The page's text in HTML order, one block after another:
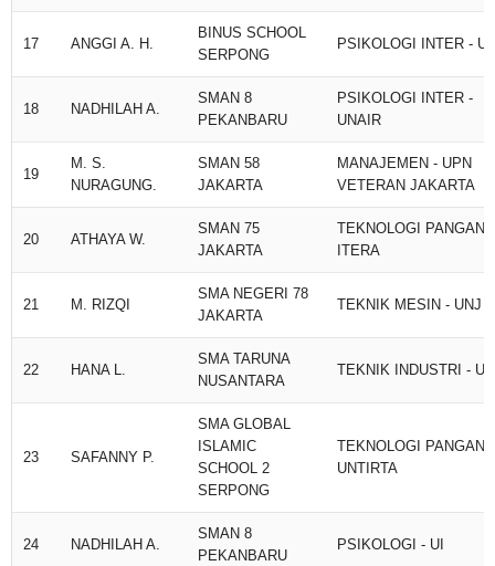
17 ANGGI A. H.
BINUS SCHOOL
SERPONG
PSIKOLOGI INTER - UI
18 NADHILAH A.
SMAN 8
PEKANBARU
PSIKOLOGI INTER -
UNAIR
19
M. S.
NURAGUNG.
SMAN 58
JAKARTA
MANAJEMEN - UPN
VETERAN JAKARTA
20 ATHAYA W.
SMAN 75
JAKARTA
TEKNOLOGI PANGAN -
ITERA
21 M. RIZQI
SMA NEGERI 78
JAKARTA
TEKNIK MESIN - UNJ
22 HANA L.
SMA TARUNA
NUSANTARA
TEKNIK INDUSTRI - UI
23 SAFANNY P.
SMA GLOBAL
ISLAMIC
SCHOOL 2
SERPONG
TEKNOLOGI PANGAN -
UNTIRTA
24 NADHILAH A.
SMAN 8
PEKANBARU
PSIKOLOGI - UI